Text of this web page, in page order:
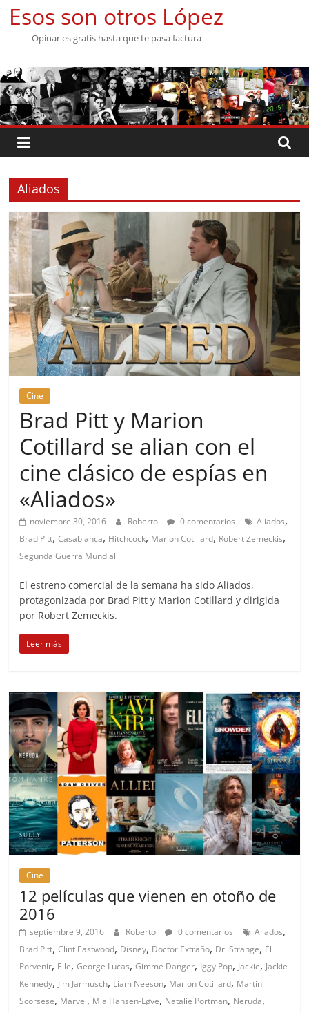
Saltar
contenido
Esos son otros López
Opinar es gratis hasta que te pasa factura
Aliados
Cine
Brad Pitt y Marion
Cotillard se alian con el
cine clásico de espías en
«Aliados»
noviembre 30, 2016 Roberto 0 comentarios Aliados,
Brad Pitt,Casablanca, Hitchcock, Marion Cotillard, Robert Zemeckis,
Segunda Guerra Mundial
El estreno comercial de la semana ha sido Aliados,
protagonizada por Brad Pitt y Marion Cotillard y dirigida
por Robert Zemeckis.
Leer más
Cine
12 películas que vienen en otoño de
2016
septiembre 9, 2016 Roberto 0 comentarios Aliados,
Brad Pitt,Clint Eastwood, Disney, Doctor Extraño, Dr. Strange, El
Porvenir, Elle,George Lucas,Gimme Danger, Iggy Pop, Jackie, Jackie
Kennedy, Jim Jarmusch, Liam Neeson, Marion Cotillard, Martin
Scorsese, Marvel, Mia Hansen-Løve, Natalie Portman, Neruda,